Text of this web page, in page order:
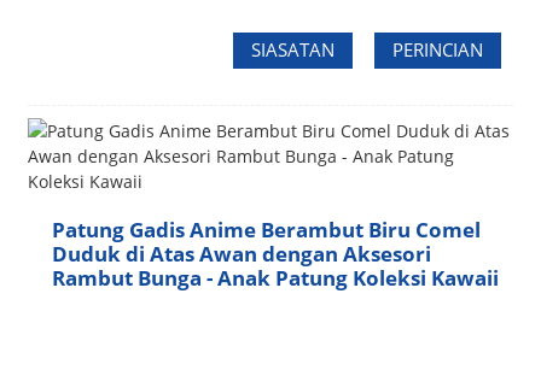
SIASATAN PERINCIAN
Patung Gadis Anime Berambut Biru Comel
Duduk di Atas Awan dengan Aksesori
Rambut Bunga - Anak Patung Koleksi Kawaii